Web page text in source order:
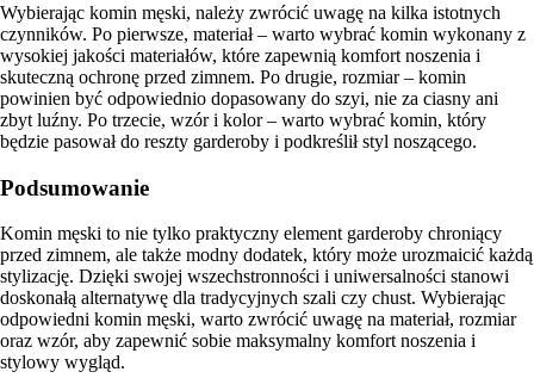
Wybierając komin męski, należy zwrócić uwagę na kilka istotnych
czynników. Po pierwsze, materiał – warto wybrać komin wykonany z
wysokiej jakości materiałów, które zapewnią komfort noszenia i
skuteczną ochronę przed zimnem. Po drugie, rozmiar – komin
powinien być odpowiednio dopasowany do szyi, nie za ciasny ani
zbyt luźny. Po trzecie, wzór i kolor – warto wybrać komin, który
będzie pasował do reszty garderoby i podkreślił styl noszącego.
Podsumowanie
Komin męski to nie tylko praktyczny element garderoby chroniący
przed zimnem, ale także modny dodatek, który może urozmaicić każdą
stylizację. Dzięki swojej wszechstronności i uniwersalności stanowi
doskonałą alternatywę dla tradycyjnych szali czy chust. Wybierając
odpowiedni komin męski, warto zwrócić uwagę na materiał, rozmiar
oraz wzór, aby zapewnić sobie maksymalny komfort noszenia i
stylowy wygląd.